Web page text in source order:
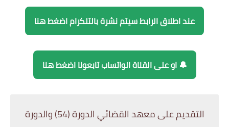
عند اطلاق الرابط سيتم نشرة بالتلكرام اضغط هنا
🔔 او على القناة الواتساب تابعونا اضغط هنا
التقديم على معهد القضائي الدورة (54) والدورة